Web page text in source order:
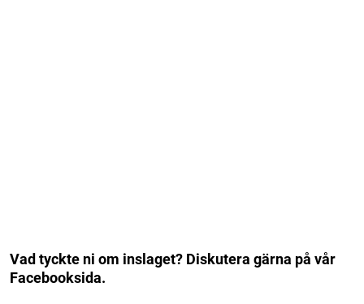
Vad tyckte ni om inslaget? Diskutera gärna på vår
Facebooksida.